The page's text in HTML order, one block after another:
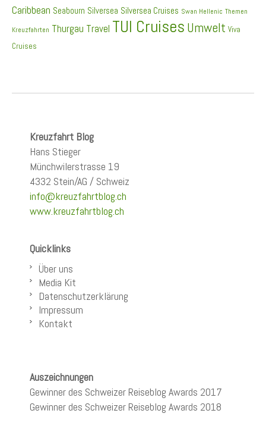
Caribbean Seabourn Silversea Silversea Cruises Swan Hellenic Themen
Kreuzfahrten Thurgau Travel TUI Cruises Umwelt Viva
Cruises
Kreuzfahrt Blog
Hans Stieger
Münchwilerstrasse 19
4332 Stein/AG / Schweiz
info@kreuzfahrtblog.ch
www.kreuzfahrtblog.ch
Quicklinks
Über uns
Media Kit
Datenschutzerklärung
Impressum
Kontakt
Auszeichnungen
Gewinner des Schweizer Reiseblog Awards 2017
Gewinner des Schweizer Reiseblog Awards 2018